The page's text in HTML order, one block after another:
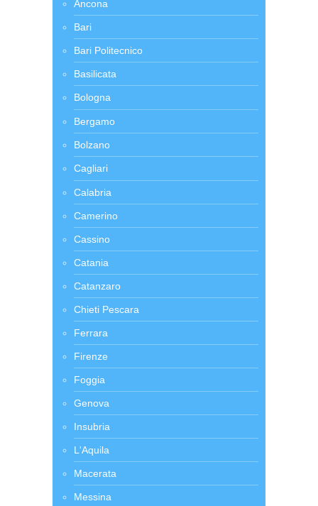
Ancona
Bari
Bari Politecnico
Basilicata
Bologna
Bergamo
Bolzano
Cagliari
Calabria
Camerino
Cassino
Catania
Catanzaro
Chieti Pescara
Ferrara
Firenze
Foggia
Genova
Insubria
L'Aquila
Macerata
Messina